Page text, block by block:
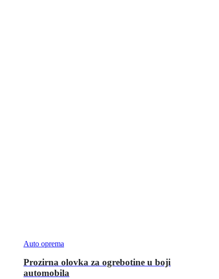
Auto oprema
Prozirna olovka za ogrebotine u boji
automobila